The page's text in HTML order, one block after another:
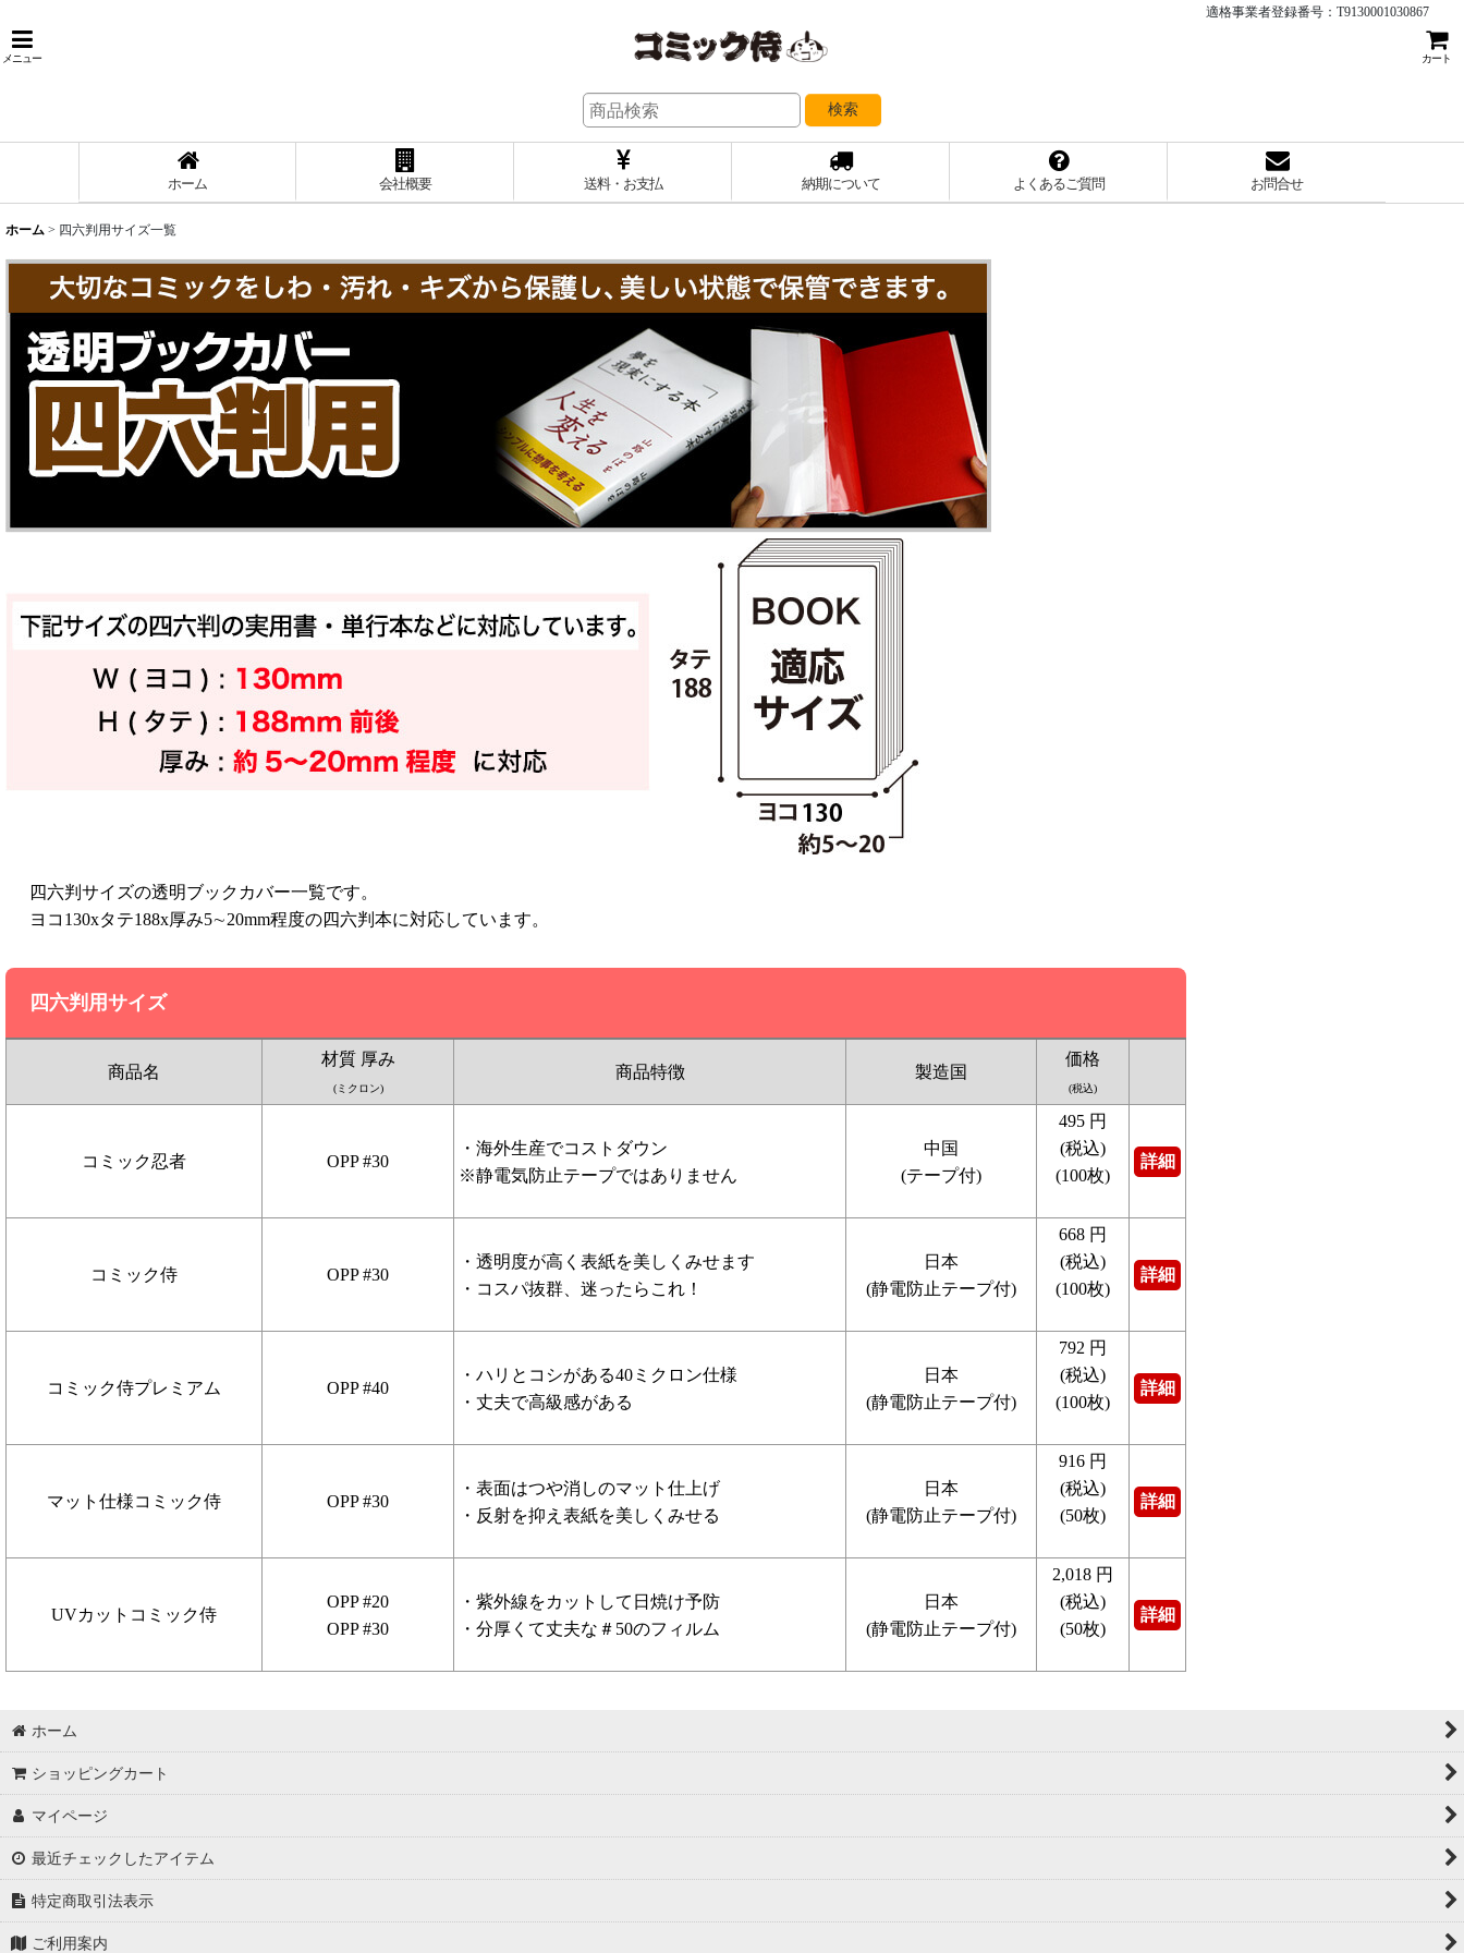
適格事業者登録番号：T9130001030867
メニュー カート
検索
ホーム 会社概要 送料・お支払 納期について よくあるご質問 お問合せ
ホーム > 四六判用サイズ一覧
四六判サイズの透明ブックカバー一覧です。
ヨコ130xタテ188x厚み5∼20mm程度の四六判本に対応しています。
四六判用サイズ
商品名
材質 厚み
(ミクロン)
商品特徴 製造国
価格
(税込)
コミック忍者 OPP #30
・海外生産でコストダウン
※静電気防止テープではありません
中国
(テープ付)
495 円
(税込)
(100枚)
詳細
コミック侍 OPP #30
・透明度が高く表紙を美しくみせます
・コスパ抜群、迷ったらこれ！
日本
(静電防止テープ付)
668 円
(税込)
(100枚)
詳細
コミック侍プレミアム OPP #40
・ハリとコシがある40ミクロン仕様
・丈夫で高級感がある
日本
(静電防止テープ付)
792 円
(税込)
(100枚)
詳細
マット仕様コミック侍 OPP #30
・表面はつや消しのマット仕上げ
・反射を抑え表紙を美しくみせる
日本
(静電防止テープ付)
916 円
(税込)
(50枚)
詳細
UVカットコミック侍
OPP #20
OPP #30
・紫外線をカットして日焼け予防
・分厚くて丈夫な＃50のフィルム
日本
(静電防止テープ付)
2,018 円
(税込)
(50枚)
詳細
ホーム
ショッピングカート
マイページ
最近チェックしたアイテム
特定商取引法表示
ご利用案内